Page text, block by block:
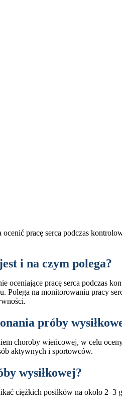
pracę serca podczas
i na czym polega?
oceniające pracę serca podczas
Polega na monitorowaniu pracy
próby
choroby wieńcowej, w celu
aktywnych i sportowców.
wysiłkowej?
ciężkich posiłków na około